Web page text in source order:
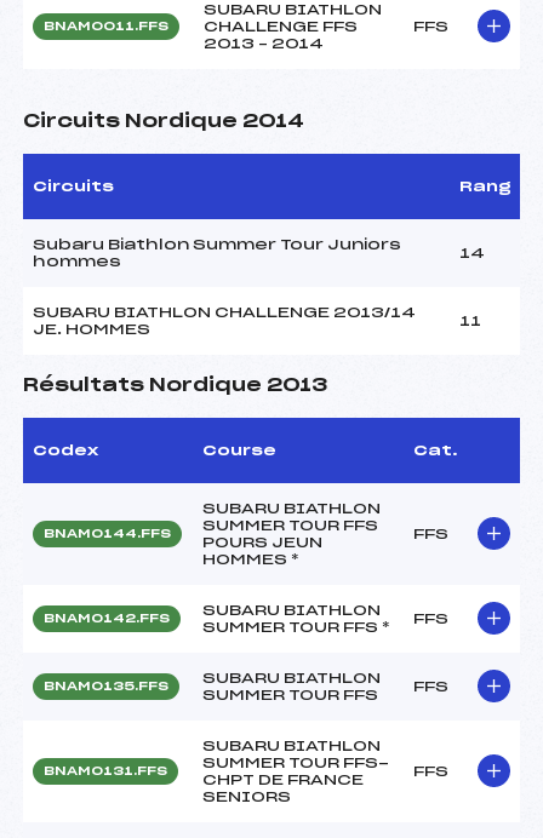
BNAM0011.FFS
SUBARU BIATHLON
CHALLENGE FFS
2013 – 2014
FFS
Circuits Nordique 2014
Circuits Rang
Subaru Biathlon Summer Tour Juniors
hommes
14
SUBARU BIATHLON CHALLENGE 2013/14
JE. HOMMES
11
Résultats Nordique 2013
Codex Course Cat.
BNAM0144.FFS
SUBARU BIATHLON
SUMMER TOUR FFS
POURS JEUN
HOMMES *
FFS
BNAM0142.FFS
SUBARU BIATHLON
SUMMER TOUR FFS *
FFS
BNAM0135.FFS
SUBARU BIATHLON
SUMMER TOUR FFS
FFS
BNAM0131.FFS
SUBARU BIATHLON
SUMMER TOUR FFS-
CHPT DE FRANCE
SENIORS
FFS